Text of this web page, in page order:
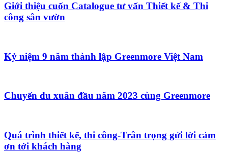
Giới thiệu cuốn Catalogue tư vấn Thiết kế & Thi
công sân vườn
Kỷ niệm 9 năm thành lập Greenmore Việt Nam
Chuyến du xuân đầu năm 2023 cùng Greenmore
Quá trình thiết kế, thi công-Trân trọng gửi lời cảm
ơn tới khách hàng